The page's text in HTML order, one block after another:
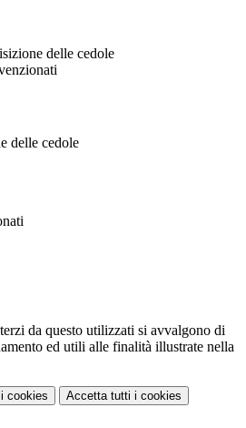
delle cedole
delle cedole
da questo utilizzati si avvalgono di
ed utili alle finalità illustrate nella
i cookies Accetta tutti i cookies